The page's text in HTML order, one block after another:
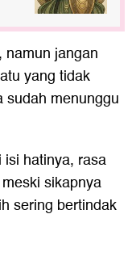
jangan
yang tidak
sudah menunggu
hatinya, rasa
sikapnya
sering bertindak